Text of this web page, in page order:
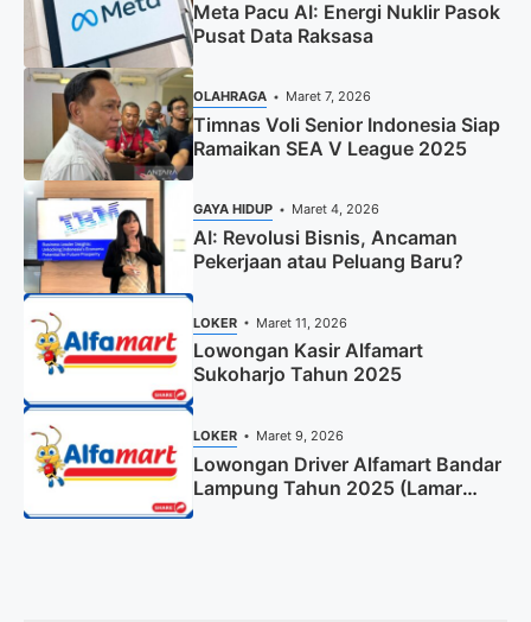
Meta Pacu AI: Energi Nuklir Pasok
Pusat Data Raksasa
OLAHRAGA Maret 7, 2026
Timnas Voli Senior Indonesia Siap
Ramaikan SEA V League 2025
GAYA HIDUP Maret 4, 2026
AI: Revolusi Bisnis, Ancaman
Pekerjaan atau Peluang Baru?
LOKER Maret 11, 2026
Lowongan Kasir Alfamart
Sukoharjo Tahun 2025
LOKER Maret 9, 2026
Lowongan Driver Alfamart Bandar
Lampung Tahun 2025 (Lamar
Sekarang)